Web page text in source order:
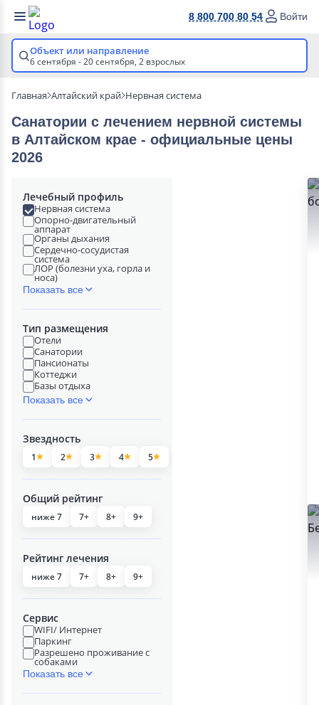
8 800 700 80 54 Войти
Объект или направление
6 сентября - 20 сентября, 2 взрослых
Главная Алтайский край Нервная система
Санатории с лечением нервной системы
в Алтайском крае - официальные цены
2026
Лечебный профиль
Нервная система
Опорно-двигательный
аппарат
Органы дыхания
Сердечно-сосудистая
система
ЛОР (болезни уха, горла и
носа)
Показать все
Тип размещения
Отели
Санатории
Пансионаты
Коттеджи
Базы отдыха
Показать все
Звездность
1 2 3 4 5
Общий рейтинг
ниже 7 7+ 8+ 9+
Рейтинг лечения
ниже 7 7+ 8+ 9+
Сервис
WIFI/ Интернет
Паркинг
Разрешено проживание с
собаками
Показать все